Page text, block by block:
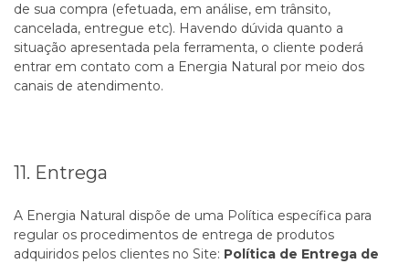
de sua compra (efetuada, em análise, em trânsito,
cancelada, entregue etc). Havendo dúvida quanto a
situação apresentada pela ferramenta, o cliente poderá
entrar em contato com a Energia Natural por meio dos
canais de atendimento.
11. Entrega
A Energia Natural dispõe de uma Política específica para
regular os procedimentos de entrega de produtos
adquiridos pelos clientes no Site: Política de Entrega de